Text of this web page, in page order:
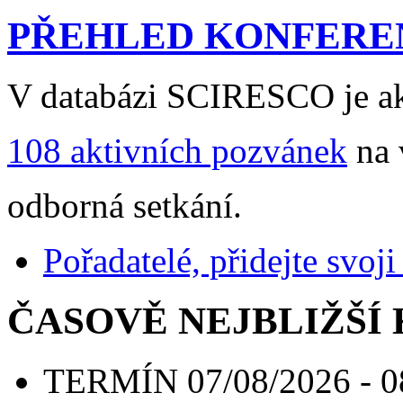
PŘEHLED
V databázi SCIRESCO je
108 aktivních pozvánek na
odborná setkání.
Pořadatelé, přidejte
ČASOVĚ NEJBLIŽŠÍ
TERMÍN 07/08/2026 -